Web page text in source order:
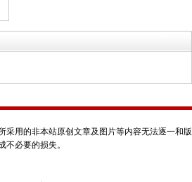
用的非本站原创文章及图片等内容无法逐一和版
必要的损失。